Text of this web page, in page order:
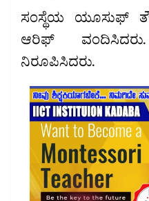
ಸಂಸ್ಥೆಯ ಯೂಸುಫ್
ಆರಿಫ್
ನಿರೂಪಿಸಿದರು.